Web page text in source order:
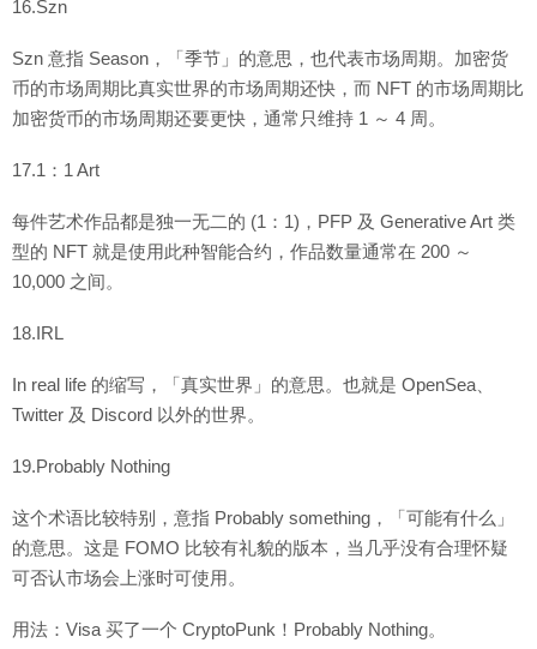
16.Szn
Szn 意指 Season，「季节」的意思，也代表市场周期。加密货
币的市场周期比真实世界的市场周期还快，而 NFT 的市场周期比
加密货币的市场周期还要更快，通常只维持 1 ～ 4 周。
17.1：1 Art
每件艺术作品都是独一无二的 (1：1)，PFP 及 Generative Art 类
型的 NFT 就是使用此种智能合约，作品数量通常在 200 ～
10,000 之间。
18.IRL
In real life 的缩写，「真实世界」的意思。也就是 OpenSea、
Twitter 及 Discord 以外的世界。
19.Probably Nothing
这个术语比较特别，意指 Probably something，「可能有什么」
的意思。这是 FOMO 比较有礼貌的版本，当几乎没有合理怀疑
可否认市场会上涨时可使用。
用法：Visa 买了一个 CryptoPunk！Probably Nothing。